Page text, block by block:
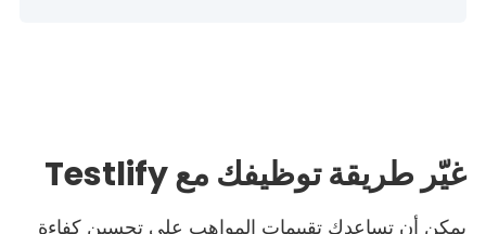
غيّر طريقة توظيفك مع Testlify
يمكن أن تساعدك تقييمات المواهب على تحسين كفاءة